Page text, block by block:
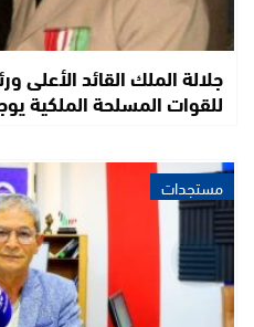
جلالة الملك القائد الأعلى
للقوات المسلحة الملكية
مستجدات